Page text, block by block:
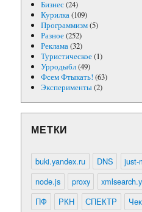
Бизнес(24)
Курилка(109)
Программизм(5)
Разное(252)
Реклама(32)
Туристическое(1)
Урродыбл(49)
Фсем Фтыкать! (63)
Эксперименты(2)
МЕТКИ
buki.yandex.ru DNS just-
node.js
proxy
ПФ
РКН СПЕКТР